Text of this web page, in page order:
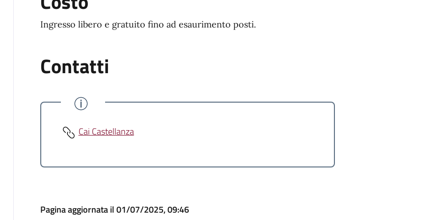
Ingresso libero e gratuito fino ad esaurimento posti.
Contatti
Cai Castellanza
Pagina aggiornata il 01/07/2025, 09:46